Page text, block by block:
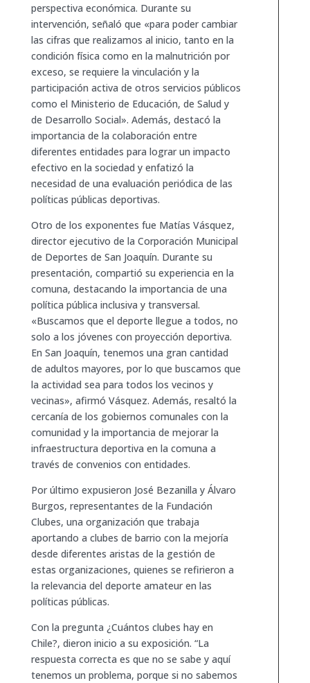
perspectiva económica. Durante su
intervención, señaló que «para poder cambiar
las cifras que realizamos al inicio, tanto en la
condición física como en la malnutrición por
exceso, se requiere la vinculación y la
participación activa de otros servicios públicos
como el Ministerio de Educación, de Salud y
de Desarrollo Social». Además, destacó la
importancia de la colaboración entre
diferentes entidades para lograr un impacto
efectivo en la sociedad y enfatizó la
necesidad de una evaluación periódica de las
políticas públicas deportivas.
Otro de los exponentes fue Matías Vásquez,
director ejecutivo de la Corporación Municipal
de Deportes de San Joaquín. Durante su
presentación, compartió su experiencia en la
comuna, destacando la importancia de una
política pública inclusiva y transversal.
«Buscamos que el deporte llegue a todos, no
solo a los jóvenes con proyección deportiva.
En San Joaquín, tenemos una gran cantidad
de adultos mayores, por lo que buscamos que
la actividad sea para todos los vecinos y
vecinas», afirmó Vásquez. Además, resaltó la
cercanía de los gobiernos comunales con la
comunidad y la importancia de mejorar la
infraestructura deportiva en la comuna a
través de convenios con entidades.
Por último expusieron José Bezanilla y Álvaro
Burgos, representantes de la Fundación
Clubes, una organización que trabaja
aportando a clubes de barrio con la mejoría
desde diferentes aristas de la gestión de
estas organizaciones, quienes se refirieron a
la relevancia del deporte amateur en las
políticas públicas.
Con la pregunta ¿Cuántos clubes hay en
Chile?, dieron inicio a su exposición. “La
respuesta correcta es que no se sabe y aquí
tenemos un problema, porque si no sabemos